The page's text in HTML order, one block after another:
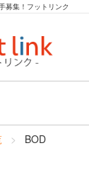
募集！フットリンク
BOD